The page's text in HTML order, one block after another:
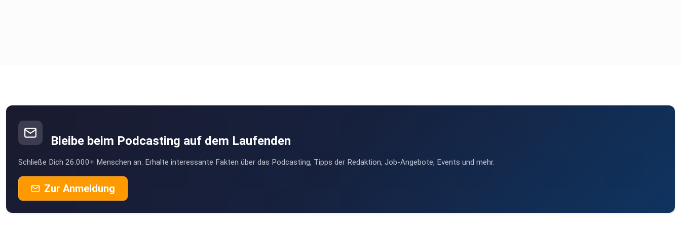
Bleibe beim Podcasting auf dem Laufenden
Schließe Dich 26.000+ Menschen an. Erhalte interessante Fakten über das Podcasting, Tipps der Redaktion, Job-Angebote, Events und mehr.
Zur Anmeldung